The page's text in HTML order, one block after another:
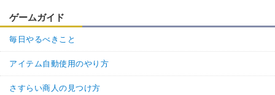
ゲームガイド
毎日やるべきこと
アイテム自動使用のやり方
さすらい商人の見つけ方